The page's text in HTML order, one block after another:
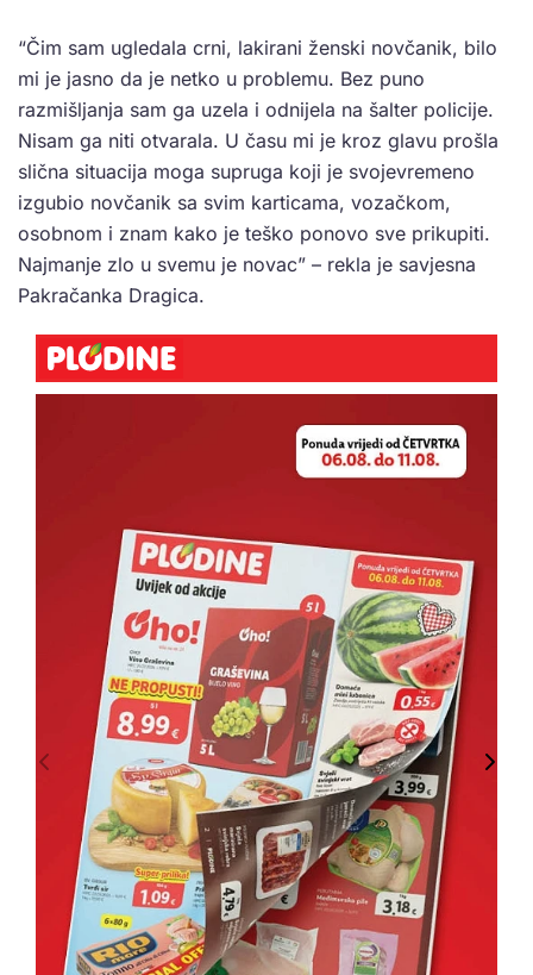
“Čim sam ugledala crni, lakirani ženski novčanik, bilo
mi je jasno da je netko u problemu. Bez puno
razmišljanja sam ga uzela i odnijela na šalter policije.
Nisam ga niti otvarala. U času mi je kroz glavu prošla
slična situacija moga supruga koji je svojevremeno
izgubio novčanik sa svim karticama, vozačkom,
osobnom i znam kako je teško ponovo sve prikupiti.
Najmanje zlo u svemu je novac” – rekla je savjesna
Pakračanka Dragica.